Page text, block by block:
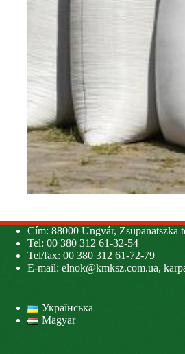
Cím: 88000 Ungvár, Zsupanatszka
Tel: 00 380 312 61-32-54
Tel/fax: 00 380 312 61-72-79
E-mail: elnok@kmksz.com.ua,
Українська
Magyar